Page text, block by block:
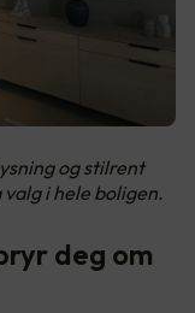
og stilrent
i hele boligen.
deg om